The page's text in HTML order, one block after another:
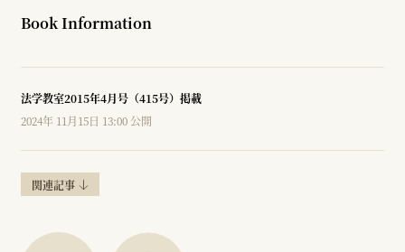
Book Information
法学教室2015年4月号（415号）掲載
2024年 11月15日 13:00 公開
関連記事